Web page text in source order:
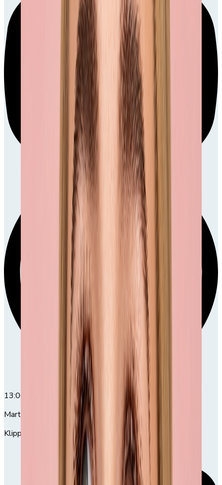
13:00
13:00-14:30
Martin Hövding
Klippning och färgning